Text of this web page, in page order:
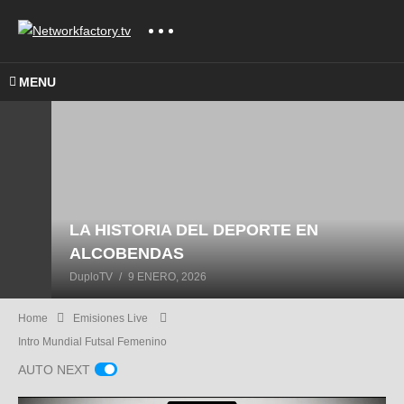
MENU
LA HISTORIA DEL DEPORTE EN
ALCOBENDAS
DuploTV 9 ENERO, 2026
Home
Emisiones Live
Intro Mundial Futsal Femenino
AUTO NEXT